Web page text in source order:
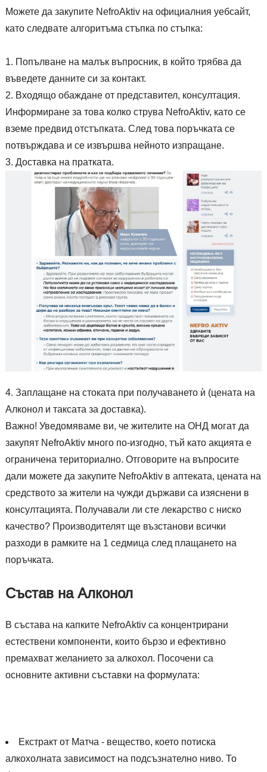
Можете да закупите NefroAktiv на официалния уебсайт,
като следвате алгоритъма стъпка по стъпка:
Попълване на малък въпросник, в който трябва да
въведете данните си за контакт.
Входящо обаждане от представител, консултация.
Информиране за това колко струва NefroAktiv, като се
вземе предвид отстъпката. След това поръчката се
потвърждава и се извършва нейното изпращане.
Доставка на пратката.
Заплащане на стоката при получаването ѝ (цената на
Алконол и таксата за доставка).
Важно! Уведомяваме ви, че жителите на ОНД могат да
закупят NefroAktiv много по-изгодно, тъй като акцията е
ограничена териториално. Отговорите на въпросите
дали можете да закупите NefroAktiv в аптеката, цената на
средството за жители на чужди държави са изяснени в
консултацията. Получавали ли сте лекарство с ниско
качество? Производителят ще възстанови всички
разходи в рамките на 1 седмица след плащането на
поръчката.
Състав на Алконол
В състава на капките NefroAktiv са концентрирани
естествени компоненти, които бързо и ефективно
премахват желанието за алкохол. Посочени са
основните активни съставки на формулата:
Екстракт от Матча - вещество, което потиска
алкохолната зависимост на подсъзнателно ниво. То